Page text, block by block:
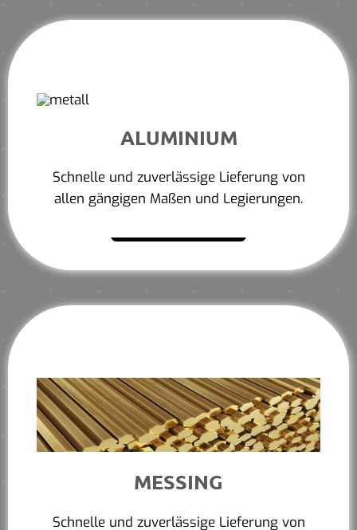
ALUMINIUM
Schnelle und zuverlässige Lieferung von
allen gängigen Maßen und Legierungen.
MESSING
Schnelle und zuverlässige Lieferung von